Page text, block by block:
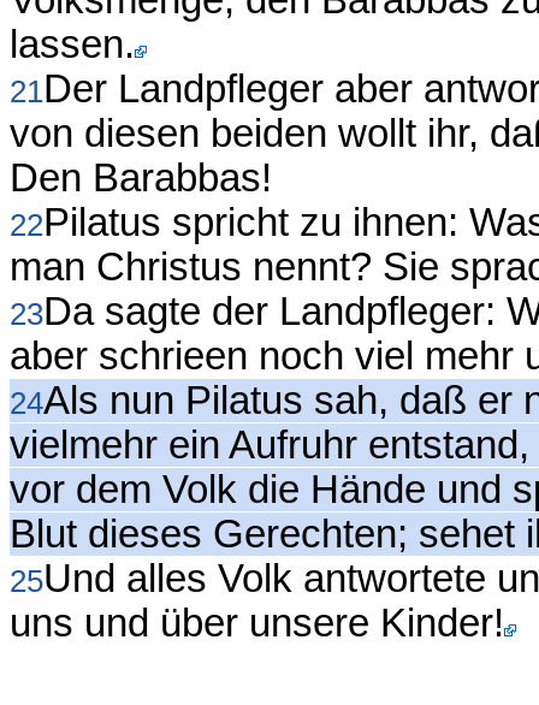
lassen.
21Der Landpfleger aber
von diesen beiden wollt ihr,
Den Barabbas!
22Pilatus spricht zu ihnen:
man Christus nennt? Sie
23Da sagte der Landpfleger:
aber schrieen noch viel mehr
24Als nun Pilatus sah, daß er
vielmehr ein Aufruhr
vor dem Volk die Hände und
Blut dieses Gerechten; sehet
25Und alles Volk antwortete
uns und über unsere Kinder!